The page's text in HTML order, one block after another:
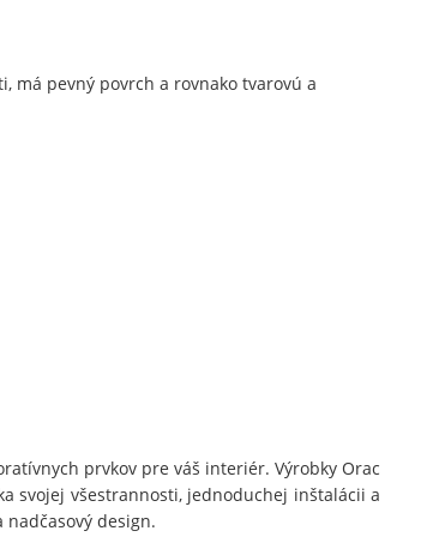
má pevný povrch a rovnako tvarovú a
prvkov pre váš interiér. Výrobky Orac
svojej všestrannosti, jednoduchej inštalácii a
design.